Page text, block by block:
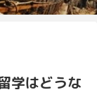
学はどうな